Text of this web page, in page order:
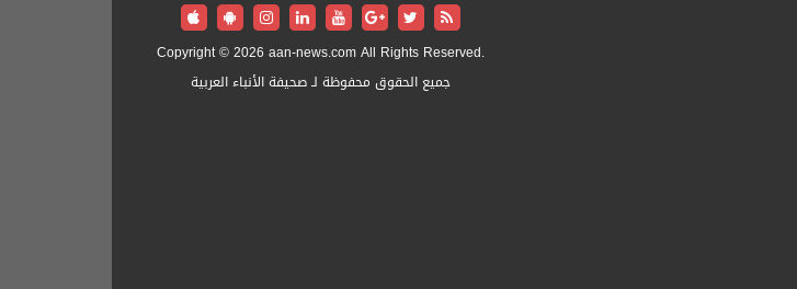
Copyright © 2026 aan-news.com All Rights Reserved.
جميع الحقوق محفوظة لـ صحيفة الأنباء العربية